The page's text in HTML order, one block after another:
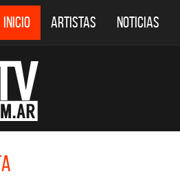
INICIO ARTISTAS NOTICIAS